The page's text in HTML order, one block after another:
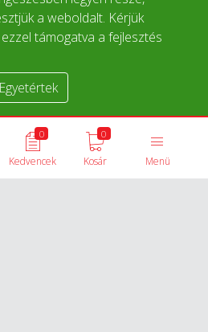
a weboldalt. Kérjük
támogatva a fejlesztés
Egyetértek
Menü
0
Kosár
0
Kedvencek